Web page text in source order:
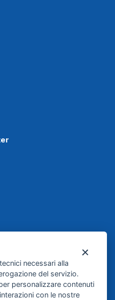
necessari alla
del servizio.
personalizzare contenuti
con le nostre